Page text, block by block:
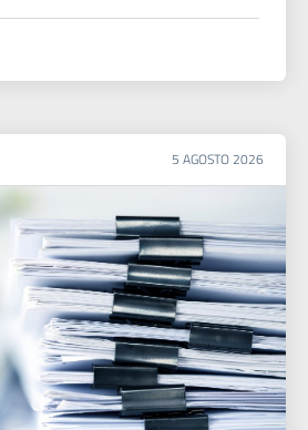
5 AGOSTO 2026